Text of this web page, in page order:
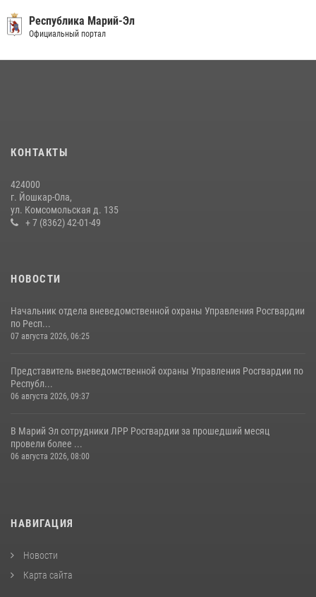
В Марий Эл сотрудники Росгвардии присоединились к масштабной
донорской акции (видео)
Росгвардейцы в Республике Марий Эл приняли участие в
08 июля 2026, 13:48
Управление Росгвардии по Республике Марий Эл приняло участие в
Республика Марий-Эл
Официальный портал
КОНТАКТЫ
424000
г. Йошкар-Ола,
ул. Комсомольская д. 135
+ 7 (8362) 42-01-49
НОВОСТИ
Начальник отдела вневедомственной охраны Управления Росгвардии
по Респ...
07 августа 2026, 06:25
Представитель вневедомственной охраны Управления Росгвардии по
Республ...
06 августа 2026, 09:37
В Марий Эл сотрудники ЛРР Росгвардии за прошедший месяц
провели более ...
06 августа 2026, 08:00
НАВИГАЦИЯ
Новости
Карта сайта